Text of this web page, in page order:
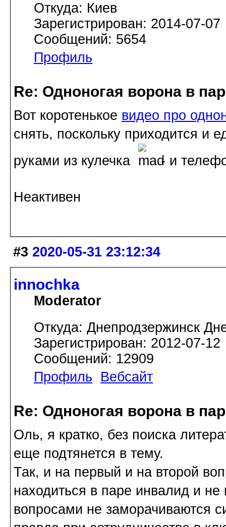
Откуда: Киев
Зарегистрирован: 2014-07-07
Сообщений: 5654
Профиль
Re: Одноногая ворона в
Вот коротенькое видео про
снять, поскольку приходится и
руками из кулечка
- и
Неактивен
#3 2020-05-31 23:12:34
innochka
Moderator
Откуда: Днепродзержинск
Зарегистрирован: 2012-07-12
Сообщений: 12909
Профиль
Вебсайт
Re: Одноногая ворона в
Оль, я кратко, без поиска
еще подтянется в тему.
Так, и на первый и на второй
находиться в паре инвалид и
вопросами не заморачиваются